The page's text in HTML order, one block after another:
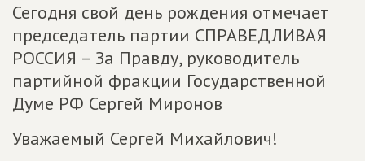
Сегодня свой день рождения отмечает
председатель партии СПРАВЕДЛИВАЯ
РОССИЯ – За Правду, руководитель
партийной фракции Государственной
Думе РФ Сергей Миронов
Уважаемый Сергей Михайлович!